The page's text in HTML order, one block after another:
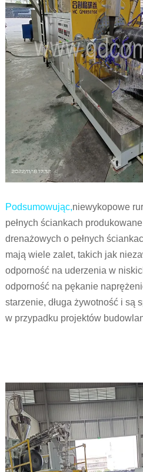
Podsumowując,niewykopowe
pełnych ściankach
drenażowych o pełnych
mają wiele zalet, takich jak
odporność na uderzenia w
odporność na pękanie
starzenie, długa żywotność i są
w przypadku projektów